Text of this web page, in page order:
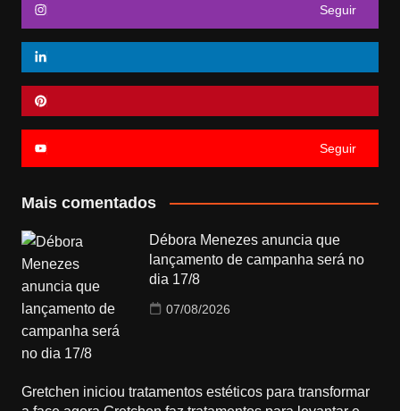
Seguir
Seguir
Mais comentados
Débora Menezes anuncia que
lançamento de campanha será no
dia 17/8
07/08/2026
Gretchen iniciou tratamentos estéticos para transformar